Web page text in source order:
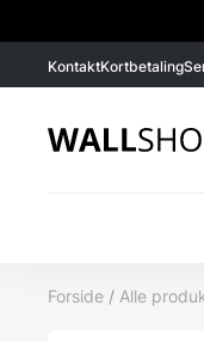
KontaktKortbetaling
Forside / Alle